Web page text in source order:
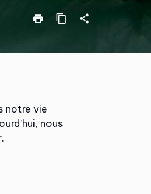
print content_copy share
notre vie
nous